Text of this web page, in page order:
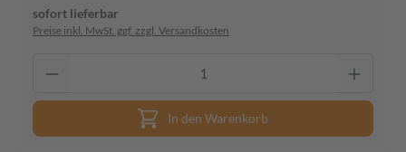
sofort lieferbar
Preise inkl. MwSt. ggf. zzgl. Versandkosten
In den Warenkorb